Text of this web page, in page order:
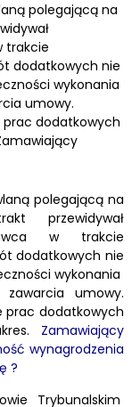
polegającą na
trakcie
dodatkowych nie
wykonania
umowy.
prac dodatkowych
polegającą na
przewidywał
w trakcie
dodatkowych nie
wykonania
umowy.
prac dodatkowych
Zamawiający
wynagrodzenia
?
Trybunalskim